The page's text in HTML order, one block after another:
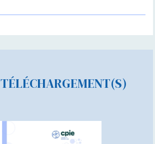
TÉLÉCHARGEMENT(S)